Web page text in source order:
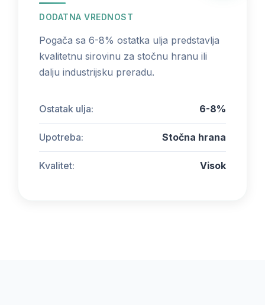
DODATNA VREDNOST
Pogača sa 6-8% ostatka ulja predstavlja
kvalitetnu sirovinu za stočnu hranu ili
dalju industrijsku preradu.
Ostatak ulja: 6-8%
Upotreba: Stočna hrana
Kvalitet: Visok